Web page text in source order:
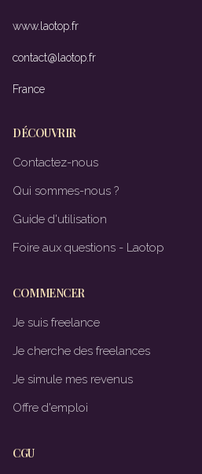
www.laotop.fr
contact@laotop.fr
France
DÉCOUVRIR
Contactez-nous
Qui sommes-nous ?
Guide d'utilisation
Foire aux questions - Laotop
COMMENCER
Je suis freelance
Je cherche des freelances
Je simule mes revenus
Offre d'emploi
CGU